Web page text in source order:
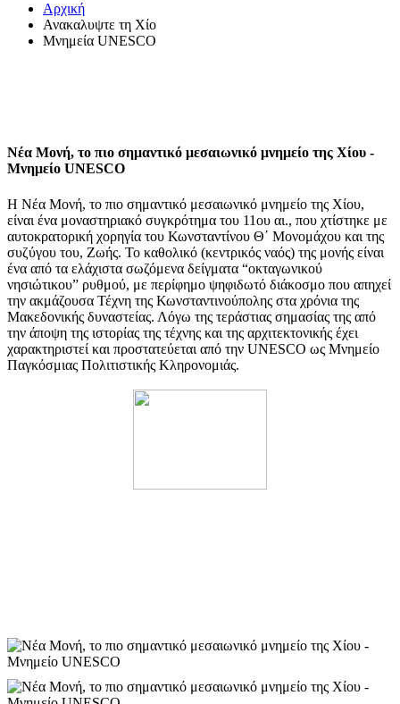
Αρχική
Ανακαλυψτε τη Χίο
Μνημεία UNESCO
Νέα Μονή, το πιο σημαντικό μεσαιωνικό μνημείο της Χίου -
Μνημείο UNESCO
Η Νέα Μονή, το πιο σημαντικό μεσαιωνικό μνημείο της Χίου,
είναι ένα μοναστηριακό συγκρότημα του 11ου αι., που χτίστηκε με
αυτοκρατορική χορηγία του Κωνσταντίνου Θ΄ Μονομάχου και της
συζύγου του, Ζωής. Το καθολικό (κεντρικός ναός) της μονής είναι
ένα από τα ελάχιστα σωζόμενα δείγματα “οκταγωνικού
νησιώτικου” ρυθμού, με περίφημο ψηφιδωτό διάκοσμο που απηχεί
την ακμάζουσα Τέχνη της Κωνσταντινούπολης στα χρόνια της
Μακεδονικής δυναστείας. Λόγω της τεράστιας σημασίας της από
την άποψη της ιστορίας της τέχνης και της αρχιτεκτονικής έχει
χαρακτηριστεί και προστατεύεται από την UNESCO ως Μνημείο
Παγκόσμιας Πολιτιστικής Κληρονομιάς.